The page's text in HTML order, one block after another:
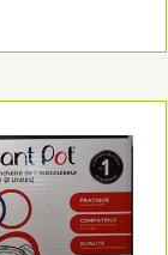
prix
initial
était :
6.500
prix
actuel
est :
4.000